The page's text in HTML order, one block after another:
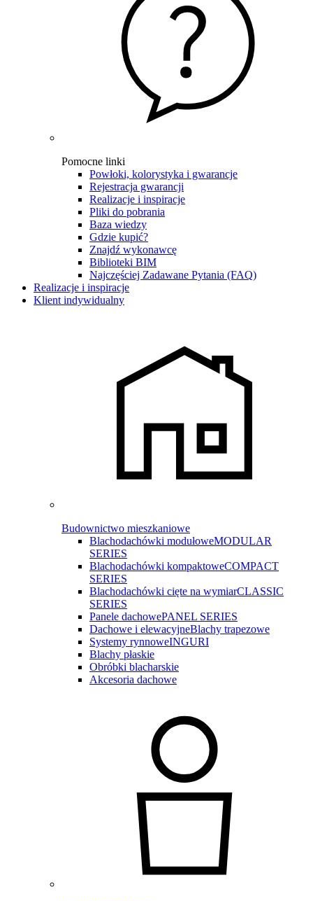
Pomocne linki
Powłoki, kolorystyka i gwarancje
Rejestracja gwarancji
Realizacje i inspiracje
Pliki do pobrania
Baza wiedzy
Gdzie kupić?
Znajdź wykonawcę
Biblioteki BIM
Najczęściej Zadawane Pytania (FAQ)
Realizacje i inspiracje
Klient indywidualny
Budownictwo mieszkaniowe
Blachodachówki modułoweMODULAR
SERIES
Blachodachówki kompaktoweCOMPACT
SERIES
Blachodachówki cięte na wymiarCLASSIC
SERIES
Panele dachowePANEL SERIES
Dachowe i elewacyjneBlachy trapezowe
Systemy rynnoweINGURI
Blachy płaskie
Obróbki blacharskie
Akcesoria dachowe